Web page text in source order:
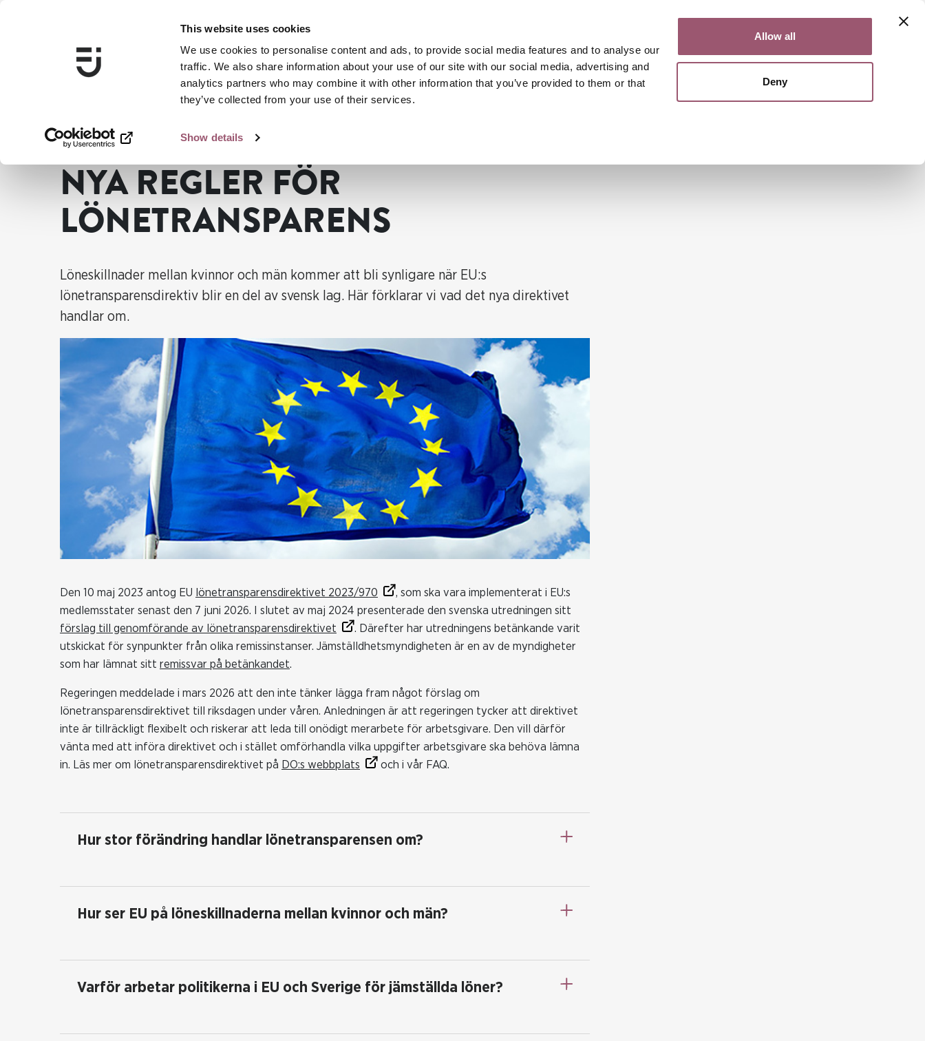
This website uses cookies
We use cookies to personalise content and ads, to provide social media features and to analyse our
traffic. We also share information about your use of our site with our social media, advertising and
analytics partners who may combine it with other information that you’ve provided to them or that
they’ve collected from your use of their services.
Show details
Allow all
DenySök
... Delmål 2: Ekonomisk jämställdhet Nya regler för lönetransparens
NYA REGLER FÖR
LÖNETRANSPARENS
Löneskillnader mellan kvinnor och män kommer att bli synligare när EU:s
lönetransparensdirektiv blir en del av svensk lag. Här förklarar vi vad det nya direktivet
handlar om.
Den 10 maj 2023 antog EU lönetransparensdirektivet 2023/970
, som ska vara implementerat i EU:s
medlemsstater senast den 7 juni 2026. I slutet av maj 2024 presenterade den svenska utredningen sitt
förslag till genomförande av lönetransparensdirektivet
. Därefter har utredningens betänkande varit
utskickat för synpunkter från olika remissinstanser. Jämställdhetsmyndigheten är en av de myndigheter
som har lämnat sitt remissvar på betänkandet.
Regeringen meddelade i mars 2026 att den inte tänker lägga fram något förslag om
lönetransparensdirektivet till riksdagen under våren. Anledningen är att regeringen tycker att direktivet
inte är tillräckligt flexibelt och riskerar att leda till onödigt merarbete för arbetsgivare. Den vill därför
vänta med att införa direktivet och i stället omförhandla vilka uppgifter arbetsgivare ska behöva lämna
in. Läs mer om lönetransparensdirektivet på DO:s webbplats och i vår FAQ.
Hur stor förändring handlar lönetransparensen om?
Hur ser EU på löneskillnaderna mellan kvinnor och män?
Varför arbetar politikerna i EU och Sverige för jämställda löner?